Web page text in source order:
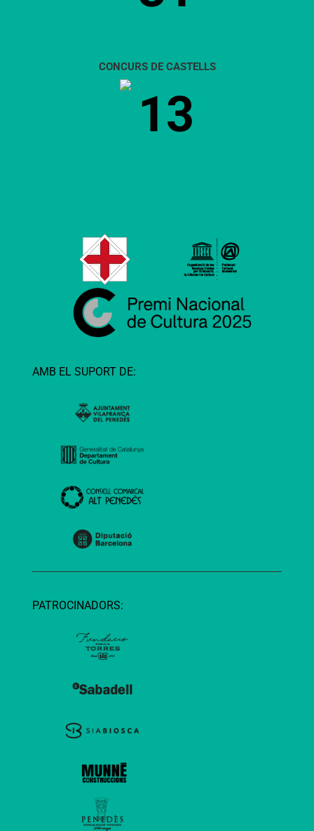
CONCURS DE CASTELLS
13
AMB EL SUPORT DE:
PATROCINADORS: